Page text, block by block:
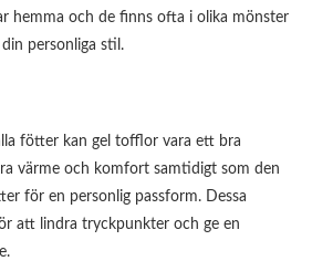
hemma och de finns ofta i olika mönster
personliga stil.
fötter kan gel tofflor vara ett bra
värme och komfort samtidigt som den
för en personlig passform. Dessa
att lindra tryckpunkter och ge en